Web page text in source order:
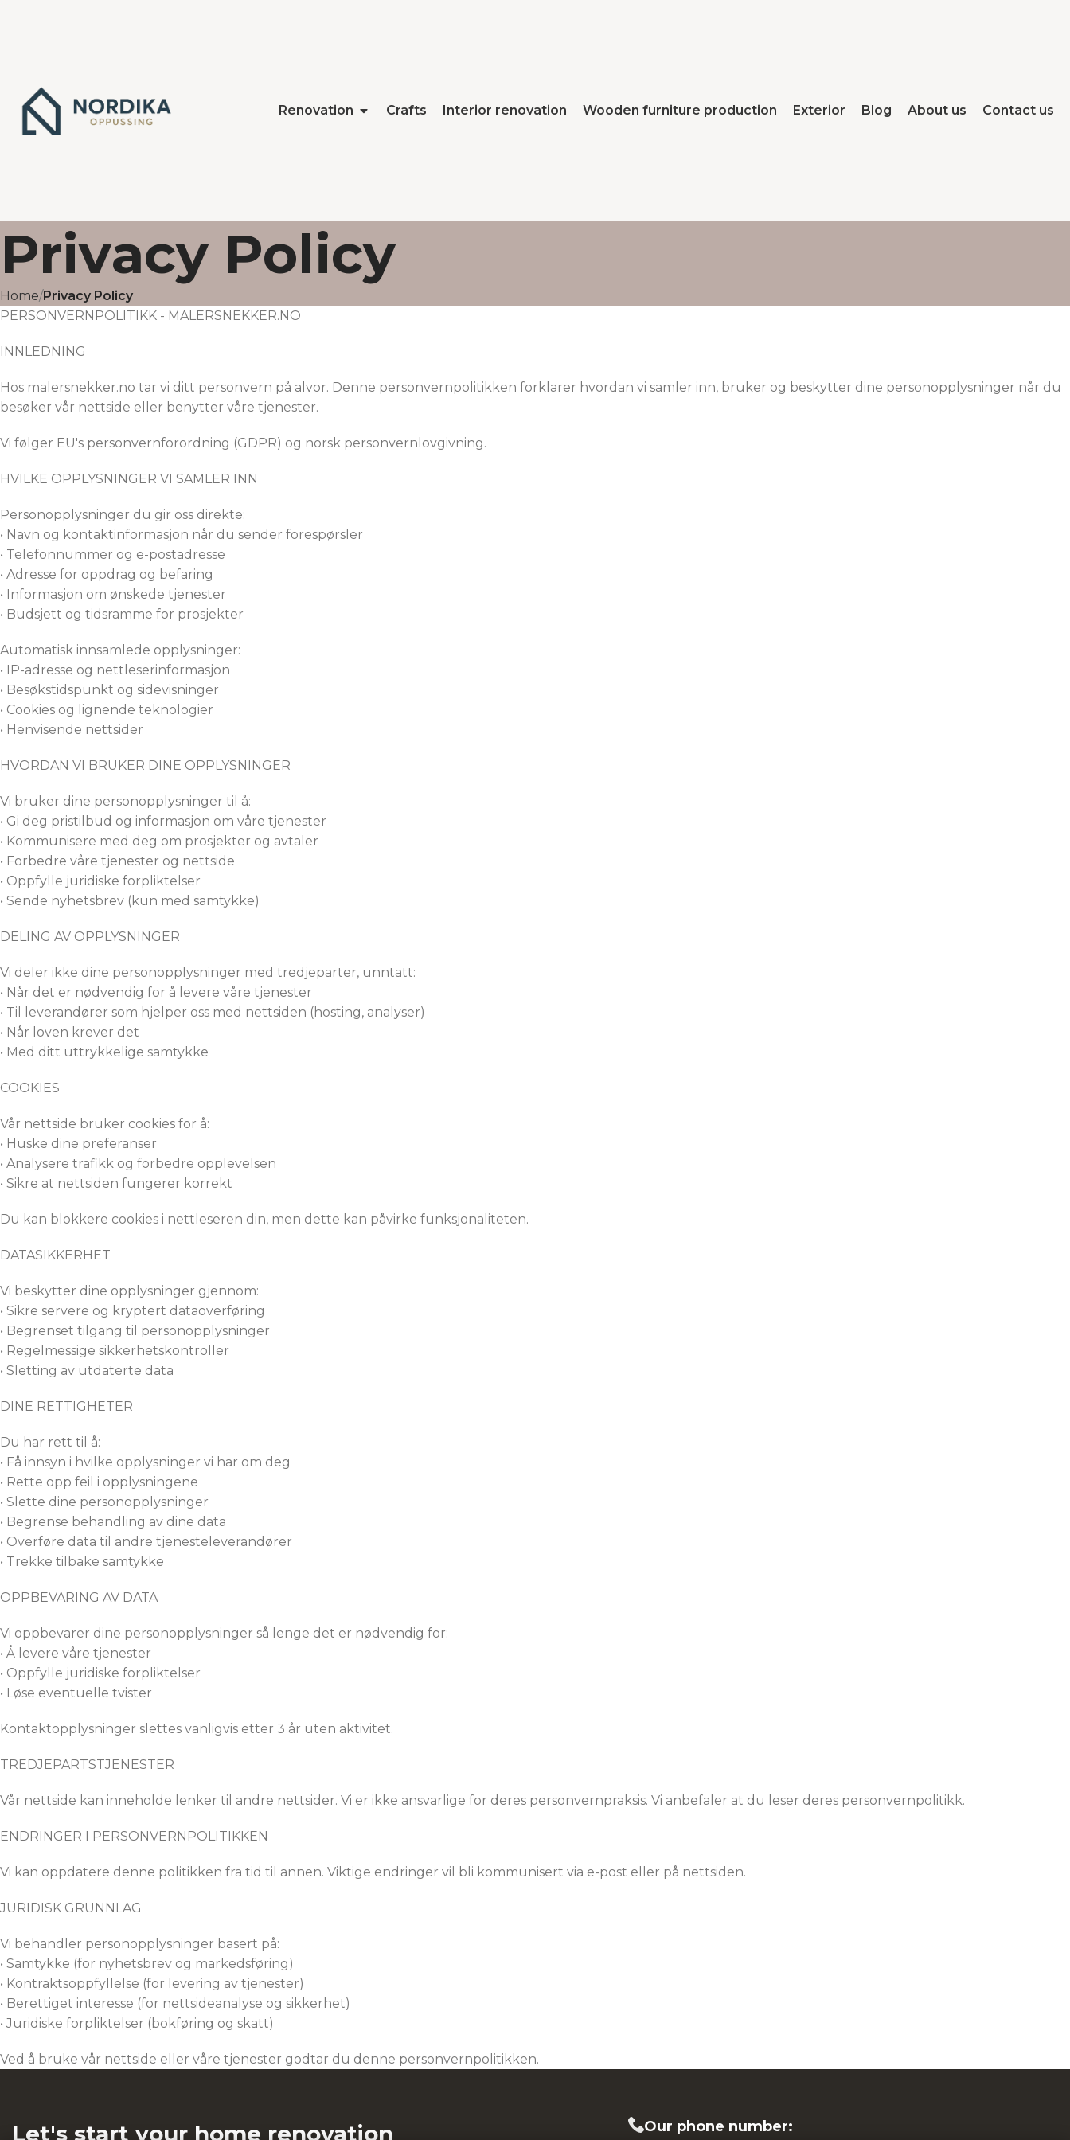
Renovation Crafts Interior renovation Wooden furniture production Exterior Blog About us Contact us
Privacy Policy
Home Privacy Policy
PERSONVERNPOLITIKK - MALERSNEKKER.NO
INNLEDNING
Hos malersnekker.no tar vi ditt personvern på alvor. Denne personvernpolitikken forklarer hvordan vi samler inn, bruker og beskytter dine personopplysninger når du
besøker vår nettside eller benytter våre tjenester.
Vi følger EU's personvernforordning (GDPR) og norsk personvernlovgivning.
HVILKE OPPLYSNINGER VI SAMLER INN
Personopplysninger du gir oss direkte:
• Navn og kontaktinformasjon når du sender forespørsler
• Telefonnummer og e-postadresse
• Adresse for oppdrag og befaring
• Informasjon om ønskede tjenester
• Budsjett og tidsramme for prosjekter
Automatisk innsamlede opplysninger:
• IP-adresse og nettleserinformasjon
• Besøkstidspunkt og sidevisninger
• Cookies og lignende teknologier
• Henvisende nettsider
HVORDAN VI BRUKER DINE OPPLYSNINGER
Vi bruker dine personopplysninger til å:
• Gi deg pristilbud og informasjon om våre tjenester
• Kommunisere med deg om prosjekter og avtaler
• Forbedre våre tjenester og nettside
• Oppfylle juridiske forpliktelser
• Sende nyhetsbrev (kun med samtykke)
DELING AV OPPLYSNINGER
Vi deler ikke dine personopplysninger med tredjeparter, unntatt:
• Når det er nødvendig for å levere våre tjenester
• Til leverandører som hjelper oss med nettsiden (hosting, analyser)
• Når loven krever det
• Med ditt uttrykkelige samtykke
COOKIES
Vår nettside bruker cookies for å:
• Huske dine preferanser
• Analysere trafikk og forbedre opplevelsen
• Sikre at nettsiden fungerer korrekt
Du kan blokkere cookies i nettleseren din, men dette kan påvirke funksjonaliteten.
DATASIKKERHET
Vi beskytter dine opplysninger gjennom:
• Sikre servere og kryptert dataoverføring
• Begrenset tilgang til personopplysninger
• Regelmessige sikkerhetskontroller
• Sletting av utdaterte data
DINE RETTIGHETER
Du har rett til å:
• Få innsyn i hvilke opplysninger vi har om deg
• Rette opp feil i opplysningene
• Slette dine personopplysninger
• Begrense behandling av dine data
• Overføre data til andre tjenesteleverandører
• Trekke tilbake samtykke
OPPBEVARING AV DATA
Vi oppbevarer dine personopplysninger så lenge det er nødvendig for:
• Å levere våre tjenester
• Oppfylle juridiske forpliktelser
• Løse eventuelle tvister
Kontaktopplysninger slettes vanligvis etter 3 år uten aktivitet.
TREDJEPARTSTJENESTER
Vår nettside kan inneholde lenker til andre nettsider. Vi er ikke ansvarlige for deres personvernpraksis. Vi anbefaler at du leser deres personvernpolitikk.
ENDRINGER I PERSONVERNPOLITIKKEN
Vi kan oppdatere denne politikken fra tid til annen. Viktige endringer vil bli kommunisert via e-post eller på nettsiden.
JURIDISK GRUNNLAG
Vi behandler personopplysninger basert på:
• Samtykke (for nyhetsbrev og markedsføring)
• Kontraktsoppfyllelse (for levering av tjenester)
• Berettiget interesse (for nettsideanalyse og sikkerhet)
• Juridiske forpliktelser (bokføring og skatt)
Ved å bruke vår nettside eller våre tjenester godtar du denne personvernpolitikken.
Let's start your home renovation Our phone number: